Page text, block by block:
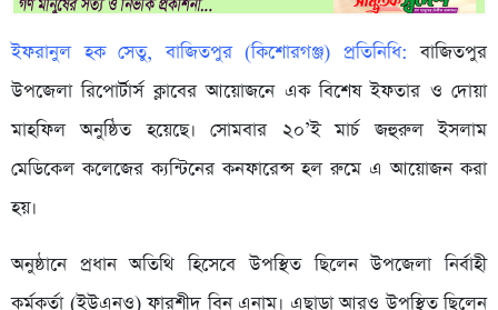
ইফরানুল হক সেতু, বাজিতপুর (কিশোরগঞ্জ) প্রতিনিধি: বাজিতপুর
উপজেলা রিপোর্টার্স ক্লাবের আয়োজনে এক বিশেষ ইফতার ও দোয়া
মাহফিল অনুষ্ঠিত হয়েছে। সোমবার ২০’ই মার্চ জহুরুল ইসলাম
মেডিকেল কলেজের ক্যন্টিনের কনফারেন্স হল রুমে এ আয়োজন করা
হয়।
অনুষ্ঠানে প্রধান অতিথি হিসেবে উপস্থিত ছিলেন উপজেলা নির্বাহী
কর্মকর্তা (ইউএনও) ফারশীদ বিন এনাম। এছাড়া আরও উপস্থিত ছিলেন